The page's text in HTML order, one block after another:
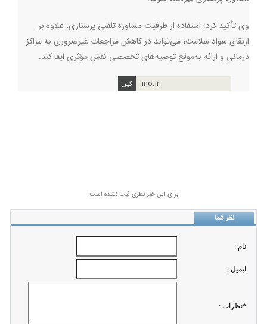
وی تأکید کرد: استفاده از ظرفیت مشاوره تلفنی پرستاری، علاوه بر
ارتقای سواد سلامت، می‌تواند در کاهش مراجعات غیرضروری به مراکز
درمانی و ارائه به‌موقع توصیه‌های تخصصی نقش مؤثری ایفا کند.
ino.ir
برای این خبر نظری ثبت نشده است
نظر شما
نام :
ايميل :
*نظرات :